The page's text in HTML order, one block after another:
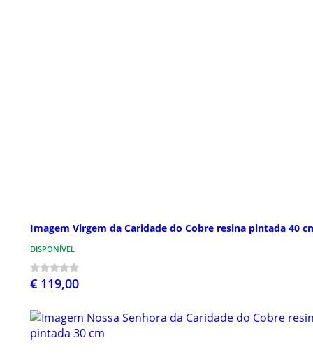
Imagem Virgem da Caridade do Cobre resina pintada 40
DISPONÍVEL
€ 119,00